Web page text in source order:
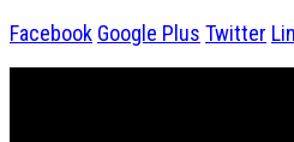
Facebook Google Plus Twitter